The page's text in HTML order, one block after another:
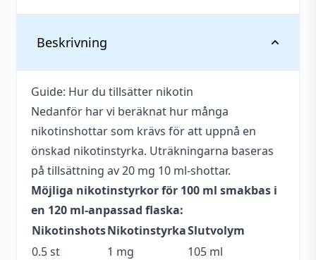
Beskrivning
Guide: Hur du tillsätter nikotin
Nedanför har vi beräknat hur många
nikotinshottar som krävs för att uppnå en
önskad nikotinstyrka. Uträkningarna baseras
på tillsättning av 20 mg 10 ml-shottar.
Möjliga nikotinstyrkor för 100 ml smakbas i
en 120 ml-anpassad flaska:
NikotinshotsNikotinstyrkaSlutvolym
0.5 st
1 mg
105 ml
Vikt
Anpassad för
nikotinstyrka
Antal ml
100 ml
Beskrivande
Fruktig Söt ,
Blandning
70VG / 30PG
Flaskstorlek
120 ml
Innehåller
cooling
Okänt